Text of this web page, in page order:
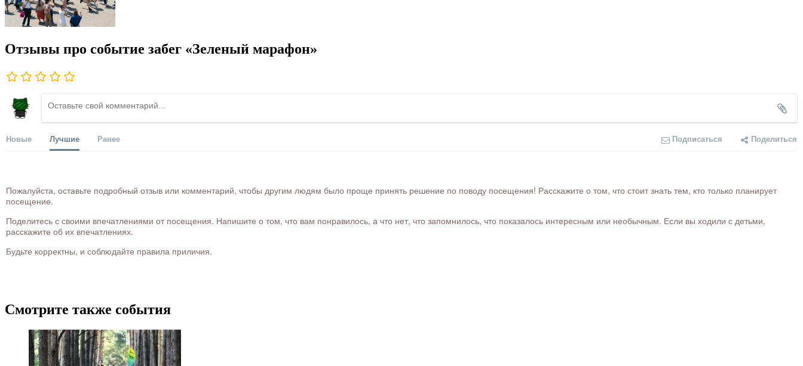
Отзывы про событие забег «Зеленый марафон»
Новые Лучшие Ранее Подписаться Поделиться
Пожалуйста, оставьте подробный отзыв или комментарий, чтобы другим людям было проще принять решение по поводу посещения! Расскажите о том, что стоит знать тем, кто только планирует
посещение.
Поделитесь с своими впечатлениями от посещения. Напишите о том, что вам понравилось, а что нет, что запомнилось, что показалось интересным или необычным. Если вы ходили с детьми,
расскажите об их впечатлениях.
Будьте корректны, и соблюдайте правила приличия.
Смотрите также события